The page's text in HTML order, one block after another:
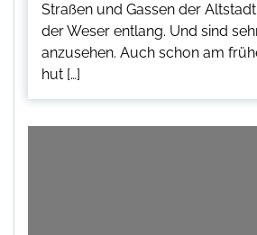
Straßen und Gassen der
der Weser entlang. Und sind
anzusehen. Auch schon am
hut […]